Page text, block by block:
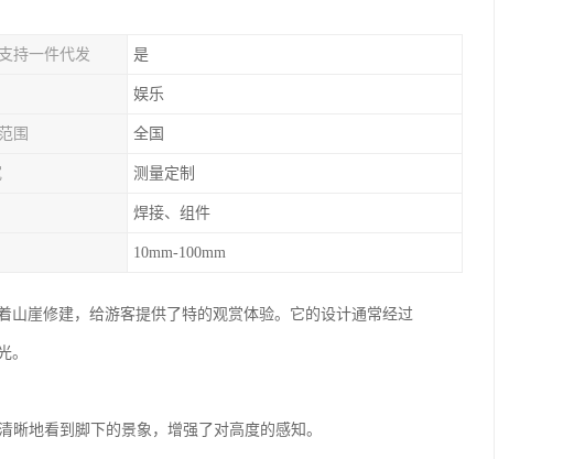
持一件代发 是
娱乐
围 全国
测量定制
焊接、组件
10mm-100mm
崖修建，给游客提供了特的观赏体验。它的设计通常经过
。
地看到脚下的景象，增强了对高度的感知。